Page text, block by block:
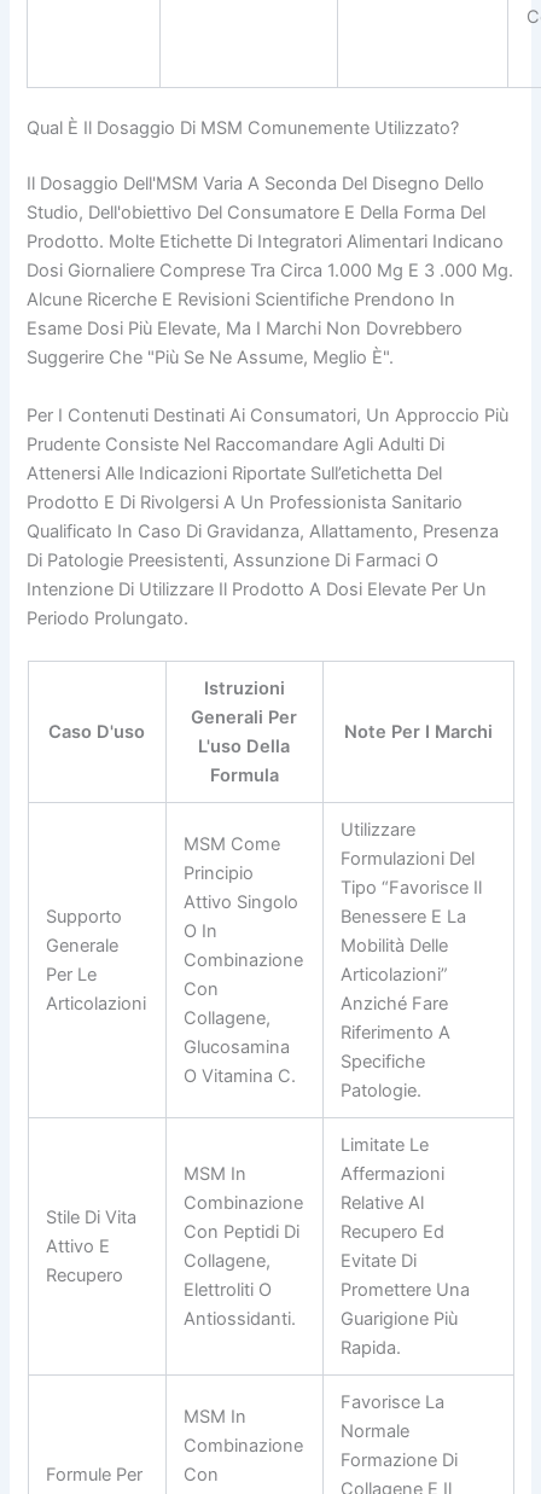
Qual È Il Dosaggio Di MSM Comunemente Utilizzato?
Il Dosaggio Dell'MSM Varia A Seconda Del Disegno Dello
Studio, Dell'obiettivo Del Consumatore E Della Forma Del
Prodotto. Molte Etichette Di Integratori Alimentari Indicano
Dosi Giornaliere Comprese Tra Circa 1.000 Mg E 3 .000 Mg.
Alcune Ricerche E Revisioni Scientifiche Prendono In
Esame Dosi Più Elevate, Ma I Marchi Non Dovrebbero
Suggerire Che "più Se Ne Assume, Meglio È".
Per I Contenuti Destinati Ai Consumatori, Un Approccio Più
Prudente Consiste Nel Raccomandare Agli Adulti Di
Attenersi Alle Indicazioni Riportate Sull’etichetta Del
Prodotto E Di Rivolgersi A Un Professionista Sanitario
Qualificato In Caso Di Gravidanza, Allattamento, Presenza
Di Patologie Preesistenti, Assunzione Di Farmaci O
Intenzione Di Utilizzare Il Prodotto A Dosi Elevate Per Un
Periodo Prolungato.
Caso D'uso
Istruzioni
Generali Per
L'uso Della
Formula
Note Per I Marchi
Supporto
Generale
Per Le
Articolazioni
MSM Come
Principio
Attivo Singolo
O In
Combinazione
Con
Collagene,
Glucosamina
O Vitamina C.
Utilizzare
Formulazioni Del
Tipo “favorisce Il
Benessere E La
Mobilità Delle
Articolazioni”
Anziché Fare
Riferimento A
Specifiche
Patologie.
Stile Di Vita
Attivo E
Recupero
MSM In
Combinazione
Con Peptidi Di
Collagene,
Elettroliti O
Antiossidanti.
Limitate Le
Affermazioni
Relative Al
Recupero Ed
Evitate Di
Promettere Una
Guarigione Più
Rapida.
Formule Per
MSM In
Combinazione
Con
Favorisce La
Normale
Formazione Di
Collagene E Il